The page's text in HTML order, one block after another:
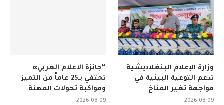
“جائزة الإعلام العربي»
تحتفي بـ25 عاماً من التميز
ومواكبة تحولات المهنة
2026-08-09
وزارة الإعلام البنغلاديشية
تدعم التوعية البيئية في
مواجهة تغير المناخ
2026-08-09